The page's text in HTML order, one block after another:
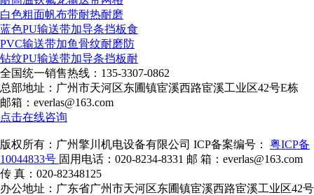
白色粗面帆布带耐热耐磨
蓝色PU输送带加导条挡板食
PVC输送带加鱼骨纹耐磨防
钻纹PU输送带加导条挡板耐
全国统一销售热线： 135-3307-0862
总部地址：广州市天河区东圃镇宦溪西路宦溪工业区42号E栋
邮箱：everlas@163.com
点击在线咨询
版权所有：广州擎川机电设备有限公司 ICP备案编号： 粤ICP备
10044833号 固用电话：020-8234-8331 邮 箱：everlas@163.com
传 真：020-82348125
办公地址：广东省广州市天河区东圃镇宦溪西路宦溪工业区42号